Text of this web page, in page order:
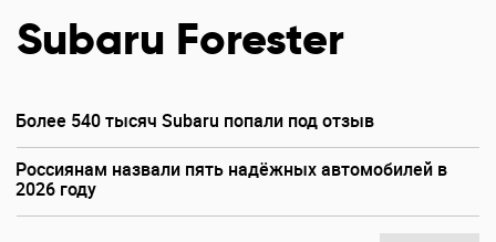
Subaru Forester
Более 540 тысяч Subaru попали под отзыв
Россиянам назвали пять надёжных автомобилей в
2026 году